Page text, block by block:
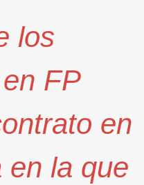
los
FP
en
en la que